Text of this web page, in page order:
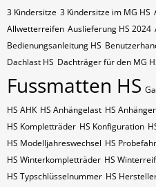
3 Kindersitze 3 Kindersitze im MG HS
Allwetterreifen Auslieferung HS 2024
Bedienungsanleitung HS
Dachlast HS Dachträger für den MG
Fussmatten HS
HS AHK HS Anhängelast HS
HS Kompletträder HS Konfiguration
HS Modelljahreswechsel HS
HS Winterkompletträder HS
HS​​​​ Typschlüsselnummer HS​​​​​